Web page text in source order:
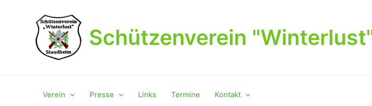
Schützenverein
Verein Presse Links Termine Kontakt